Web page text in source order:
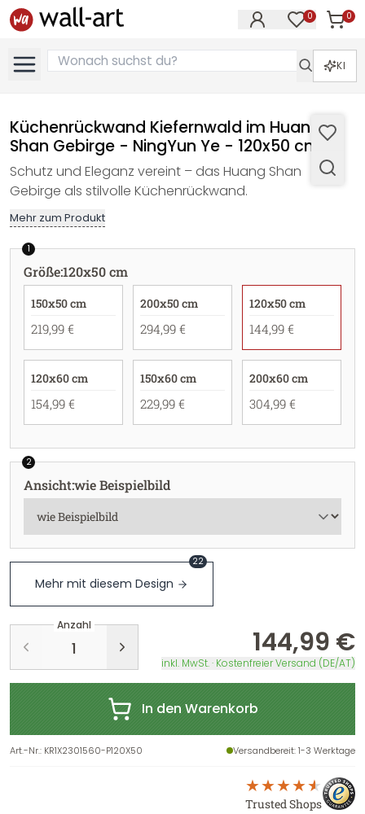
0 0
KI
Küchenrückwand Kiefernwald im Huang
Shan Gebirge - NingYun Ye - 120x50 cm
Schutz und Eleganz vereint – das Huang Shan
Gebirge als stilvolle Küchenrückwand.
Mehr zum Produkt
1
Größe:120x50 cm
150x50 cm
219,99 €
200x50 cm
294,99 €
120x50 cm
144,99 €
120x60 cm
154,99 €
150x60 cm
229,99 €
200x60 cm
304,99 €
2
Ansicht:wie Beispielbild
Mehr mit diesem Design
22
Anzahl
144,99 €
inkl. MwSt. · Kostenfreier Versand (DE/AT)
In den Warenkorb
Art.-Nr.: KR1X2301560-P120X50 Versandbereit: 1-3 Werktage
Trusted Shops